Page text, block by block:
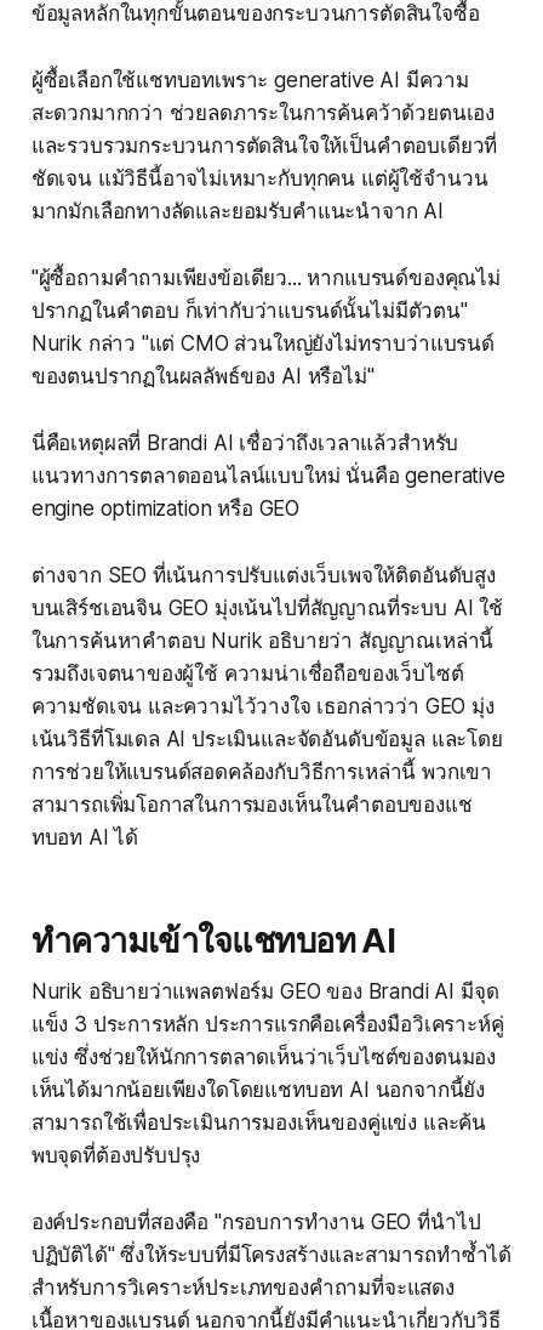
ข้อมูลหลักในทุกขั้นตอนของกระบวนการตัดสินใจซื้อ
ผู้ซื้อเลือกใช้แชทบอทเพราะ generative AI มีความ
สะดวกมากกว่า ช่วยลดภาระในการค้นคว้าด้วยตนเอง
และรวบรวมกระบวนการตัดสินใจให้เป็นคำตอบเดียวที่
ชัดเจน แม้วิธีนี้อาจไม่เหมาะกับทุกคน แต่ผู้ใช้จำนวน
มากมักเลือกทางลัดและยอมรับคำแนะนำจาก AI
"ผู้ซื้อถามคำถามเพียงข้อเดียว... หากแบรนด์ของคุณไม่
ปรากฏในคำตอบ ก็เท่ากับว่าแบรนด์นั้นไม่มีตัวตน"
Nurik กล่าว "แต่ CMO ส่วนใหญ่ยังไม่ทราบว่าแบรนด์
ของตนปรากฏในผลลัพธ์ของ AI หรือไม่"
นี่คือเหตุผลที่ Brandi AI เชื่อว่าถึงเวลาแล้วสำหรับ
แนวทางการตลาดออนไลน์แบบใหม่ นั่นคือ generative
engine optimization หรือ GEO
ต่างจาก SEO ที่เน้นการปรับแต่งเว็บเพจให้ติดอันดับสูง
บนเสิร์ชเอนจิน GEO มุ่งเน้นไปที่สัญญาณที่ระบบ AI ใช้
ในการค้นหาคำตอบ Nurik อธิบายว่า สัญญาณเหล่านี้
รวมถึงเจตนาของผู้ใช้ ความน่าเชื่อถือของเว็บไซต์
ความชัดเจน และความไว้วางใจ เธอกล่าวว่า GEO มุ่ง
เน้นวิธีที่โมเดล AI ประเมินและจัดอันดับข้อมูล และโดย
การช่วยให้แบรนด์สอดคล้องกับวิธีการเหล่านี้ พวกเขา
สามารถเพิ่มโอกาสในการมองเห็นในคำตอบของแช
ทบอท AI ได้
ทำความเข้าใจแชทบอท AI
Nurik อธิบายว่าแพลตฟอร์ม GEO ของ Brandi AI มีจุด
แข็ง 3 ประการหลัก ประการแรกคือเครื่องมือวิเคราะห์คู่
แข่ง ซึ่งช่วยให้นักการตลาดเห็นว่าเว็บไซต์ของตนมอง
เห็นได้มากน้อยเพียงใดโดยแชทบอท AI นอกจากนี้ยัง
สามารถใช้เพื่อประเมินการมองเห็นของคู่แข่ง และค้น
พบจุดที่ต้องปรับปรุง
องค์ประกอบที่สองคือ "กรอบการทำงาน GEO ที่นำไป
ปฏิบัติได้" ซึ่งให้ระบบที่มีโครงสร้างและสามารถทำซ้ำได้
สำหรับการวิเคราะห์ประเภทของคำถามที่จะแสดง
เนื้อหาของแบรนด์ นอกจากนี้ยังมีคำแนะนำเกี่ยวกับวิธี